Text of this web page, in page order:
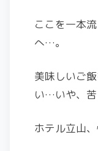
ここを一本
へ…。
美味しいご
い…いや、苦
ホテル立山